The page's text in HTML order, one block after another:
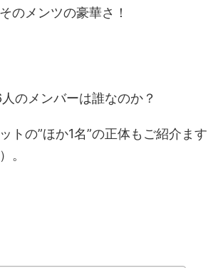
のメンツの豪華さ！
のメンバーは誰なのか？
トの”ほか1名”の正体もご紹介ます
。